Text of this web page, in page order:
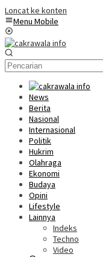
Loncat ke konten
Menu Mobile
News
Berita
Nasional
Internasional
Politik
Hukrim
Olahraga
Ekonomi
Budaya
Opini
Lifestyle
Lainnya
Indeks
Techno
Video